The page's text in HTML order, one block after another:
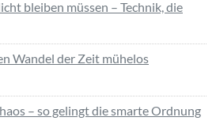
bleiben müssen – Technik, die
Wandel der Zeit mühelos
– so gelingt die smarte Ordnung